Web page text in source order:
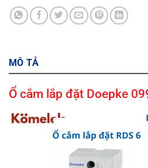
MÔ TẢ
Ổ cắm lắp đặt Doepke